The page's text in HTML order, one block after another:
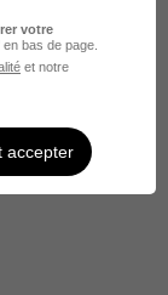
votre
en bas de page.
et notre
accepter